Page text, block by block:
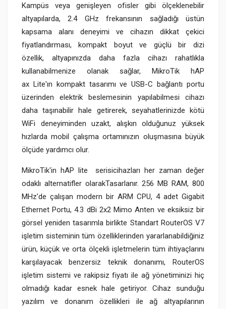
Kampüs veya genişleyen ofisler gibi ölçeklenebilir
altyapılarda, 2.4 GHz frekansının sağladığı üstün
kapsama alanı deneyimi ve cihazın dikkat çekici
fiyatlandırması, kompakt boyut ve güçlü bir dizi
özellik, altyapınızda daha fazla cihazı rahatlıkla
kullanabilmenize olanak sağlar, MikroTik hAP
ax Lite'ın kompakt tasarımı ve USB-C bağlantı portu
üzerinden elektrik beslemesinin yapılabilmesi cihazı
daha taşınabilir hale getirerek, seyahatlerinizde kötü
WiFi deneyiminden uzakt, alışkın olduğunuz yüksek
hızlarda mobil çalışma ortamınızın oluşmasına büyük
ölçüde yardımcı olur.
MikroTik'in hAP lite serisicihazları her zaman değer
odaklı alternatifler olarakTasarlanır. 256 MB RAM, 800
MHz'de çalışan modern bir ARM CPU, 4 adet Gigabit
Ethernet Portu, 4.3 dBi 2x2 Mimo Anten ve eksiksiz bir
görsel yeniden tasarımla birlikte Standart RouterOS V7
işletim sisteminin tüm özelliklerinden yararlanabildiğiniz
ürün, küçük ve orta ölçekli işletmelerin tüm ihtiyaçlarını
karşılayacak benzersiz teknik donanımı, RouterOS
işletim sistemi ve rakipsiz fiyatı ile ağ yönetiminizi hiç
olmadığı kadar esnek hale getiriyor. Cihaz sunduğu
yazılım ve donanım özellikleri ile ağ altyapılarının